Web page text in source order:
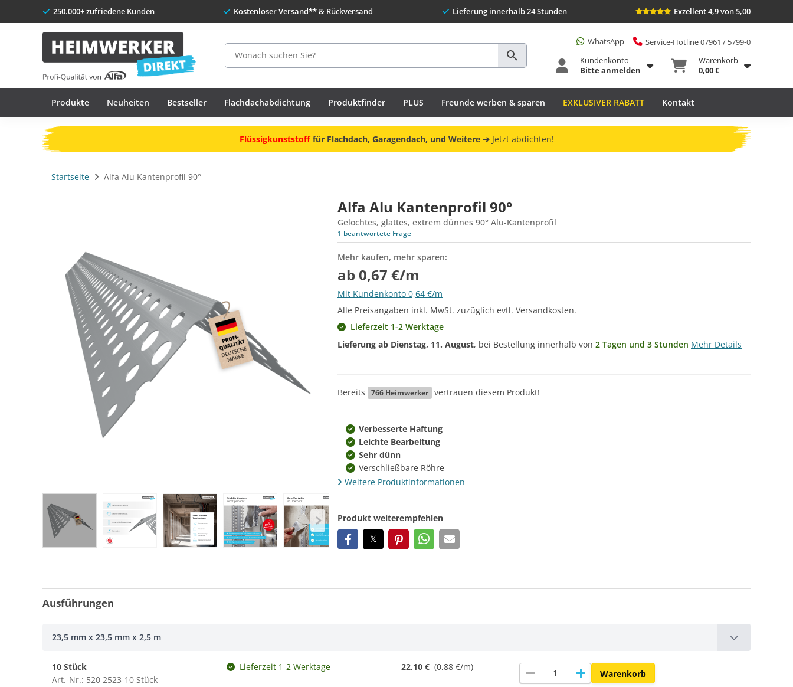
250.000+ zufriedene Kunden Kostenloser Versand** & Rückversand Lieferung innerhalb 24 Stunden Exzellent 4,9 von 5,00
Suche
WhatsApp
Service-Hotline 07961 / 5799-0
Kundenkonto
Bitte anmelden
Warenkorb
0,00 €
Produkte Neuheiten Bestseller Flachdachabdichtung Produktfinder PLUS Freunde werben & sparen EXKLUSIVER RABATT Kontakt
Flüssigkunststofffür Flachdach, Garagendach, und Weitere ➔ Jetzt abdichten!
Startseite Alfa Alu Kantenprofil 90°
Alfa Alu Kantenprofil 90°
Gelochtes, glattes, extrem dünnes 90° Alu-Kantenprofil
1 beantwortete Frage
Mehr kaufen, mehr sparen:
ab 0,67 €/m
Mit Kundenkonto 0,64 €/m
Alle Preisangaben inkl. MwSt. zuzüglich evtl. Versandkosten.
Lieferzeit 1-2 Werktage
Lieferung ab Dienstag, 11. August, bei Bestellung innerhalb von 2 Tagen und 3 Stunden Mehr Details
Bereits 766 Heimwerker vertrauen diesem Produkt!
Verbesserte Haftung
Leichte Bearbeitung
Sehr dünn
Verschließbare Röhre
Weitere Produktinformationen
Produkt weiterempfehlen
Ausführungen
23,5 mm x 23,5 mm x 2,5 m
10 Stück
Art.-Nr.: 520 2523-10 Stück
Lieferzeit 1-2 Werktage 22,10 € (0,88 €/m) remove add
Warenkorb